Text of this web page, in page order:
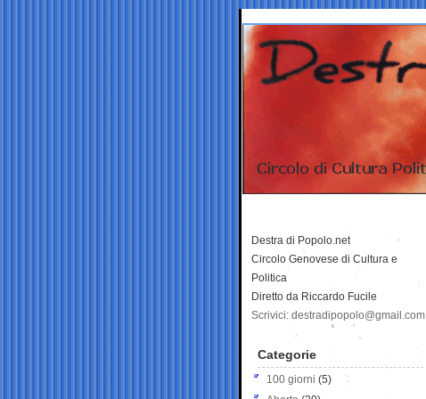
Destra di Popolo.net
Circolo Genovese di Cultura e
Politica
Diretto da Riccardo Fucile
Scrivici: destradipopolo@gmail.com
Categorie
100 giorni (5)